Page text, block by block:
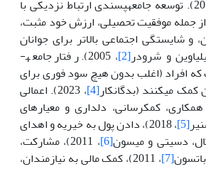
، 2016). توسعه جامعه­پسندی ارتباط نزدیکی با
جمله موفقیت تحصیلی، ارزش خود مثبت،
و شایستگی اجتماعی بالاتر برای جوانان
و شرودر[2]
، 2005). رفتار جامعه­
که افراد (اغلب بدون هیچ سود فوری برای
می­کنند (بدگانکار[4]
، 2023). اعمالی
کمک­رسانی، دلداری و معیارهای
[5]
، 2018)، دادن پول به خیریه و اهدای
دسیتی و میسون[6]
، 2011)، مشارکت،
[7]
، 2011)، کمک مالی به نیازمندان،